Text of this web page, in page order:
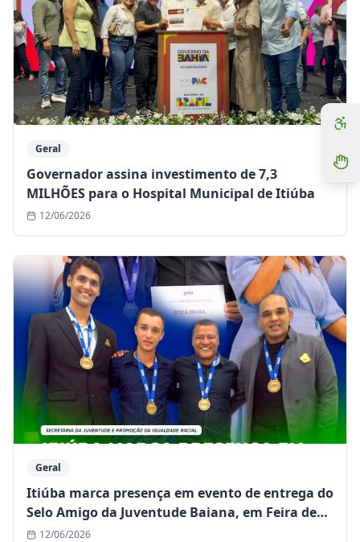
Geral
Governador assina investimento de 7,3
MILHÕES para o Hospital Municipal de Itiúba
12/06/2026
Geral
Itiúba marca presença em evento de entrega do
Selo Amigo da Juventude Baiana, em Feira de
Santana
12/06/2026